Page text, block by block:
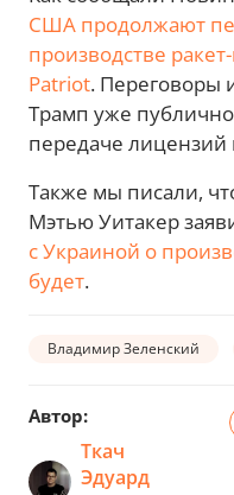
США продолжают
производстве
Patriot. Переговоры
Трамп уже
передаче лицензий
Также мы писали,
Мэтью Уитакер
с Украиной о
будет.
Владимир Зеленский
Автор:
Ткач
Эдуард